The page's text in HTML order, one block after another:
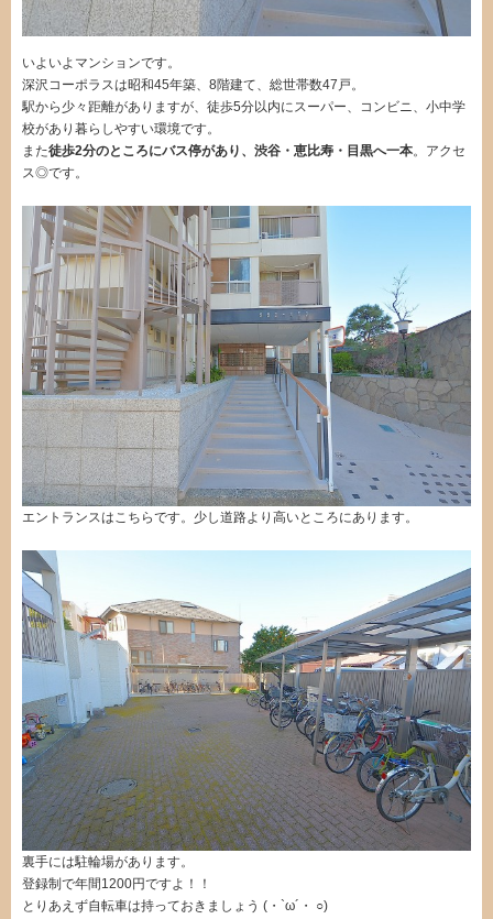
いよいよマンションです。
深沢コーポラスは昭和45年築、8階建て、総世帯数47戸。
駅から少々距離がありますが、徒歩5分以内にスーパー、コンビニ、小中学
校があり暮らしやすい環境です。
また徒歩2分のところにバス停があり、渋谷・恵比寿・目黒へ一本。アクセ
ス◎です。
エントランスはこちらです。少し道路より高いところにあります。
裏手には駐輪場があります。
登録制で年間1200円ですよ！！
とりあえず自転車は持っておきましょう (・`ω´・ ○)